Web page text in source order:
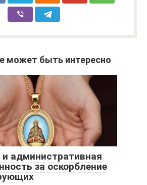
может быть интересно
и административная
за оскорбление